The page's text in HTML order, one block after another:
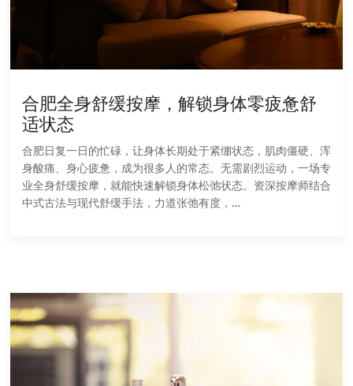
合肥全身舒缓按摩，解锁身体零疲惫舒
适状态
合肥日复一日的忙碌，让身体长期处于紧绷状态，肌肉僵硬、浑
身酸痛、身心疲惫，成为很多人的常态。无需剧烈运动，一场专
业全身舒缓按摩，就能快速解锁身体松弛状态。资深按摩师结合
中式古法与现代舒缓手法，力道张弛有度，…